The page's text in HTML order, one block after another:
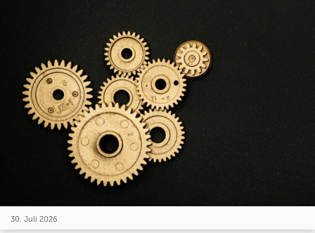
30. Juli 2026